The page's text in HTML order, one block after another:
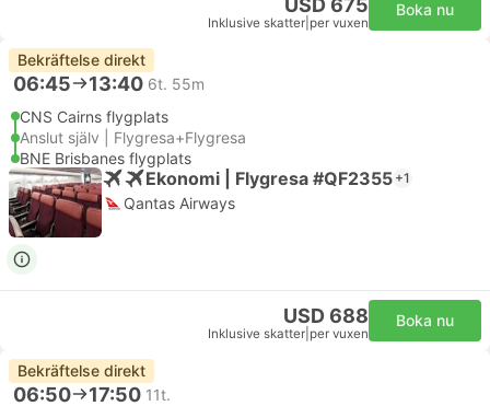
USD 675
Inklusive skatter per vuxen
Boka nu
Bekräftelse direkt
06:45 13:40 6t. 55m
CNS Cairns flygplats
Anslut själv | Flygresa+Flygresa
BNE Brisbanes flygplats
Ekonomi | Flygresa #QF2355 +1
Qantas Airways
USD 688
Inklusive skatter per vuxen
Boka nu
Bekräftelse direkt
06:50 17:50 11t.